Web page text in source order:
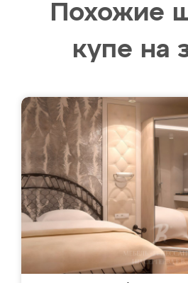
Похожие
купе на